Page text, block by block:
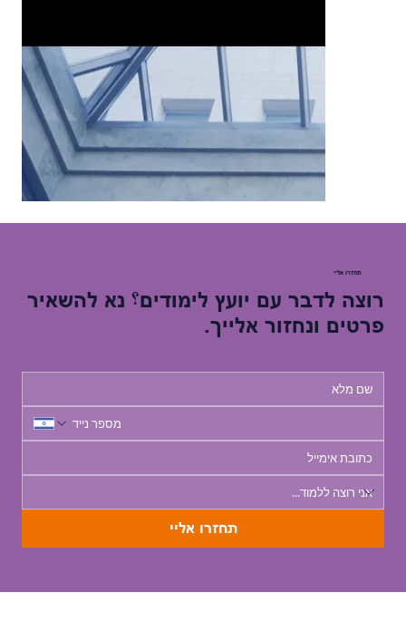
תחזרו אליי
רוצה לדבר עם יועץ לימודים؟ נא להשאיר
פרטים ונחזור אלייך.
תחזרו אליי